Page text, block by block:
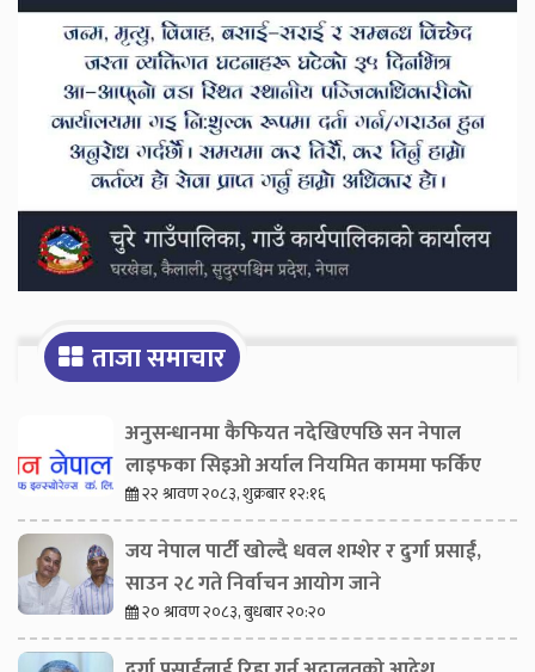
ताजा समाचार
अनुसन्धानमा कैफियत नदेखिएपछि सन नेपाल
लाइफका सिइओ अर्याल नियमित काममा फर्किए
२२ श्रावण २०८३, शुक्रबार १२:१६
जय नेपाल पार्टी खोल्दै धवल शम्शेर र दुर्गा प्रसाईं,
साउन २८ गते निर्वाचन आयोग जाने
२० श्रावण २०८३, बुधबार २०:२०